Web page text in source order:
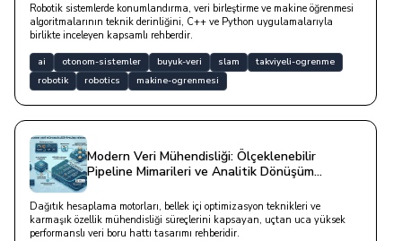
Robotik sistemlerde konumlandırma, veri birleştirme ve makine öğrenmesi
algoritmalarının teknik derinliğini, C++ ve Python uygulamalarıyla
birlikte inceleyen kapsamlı rehberdir.
ai otonom-sistemler buyuk-veri slam
takviyeli-ogrenme
robotik
robotics makine-ogrenmesi
Modern Veri Mühendisliği: Ölçeklenebilir
Pipeline Mimarileri ve Analitik Dönüşüm
Dağıtık hesaplama motorları, bellek içi optimizasyon teknikleri ve
karmaşık özellik mühendisliği süreçlerini kapsayan, uçtan uca yüksek
performanslı veri boru hattı tasarımı rehberidir.